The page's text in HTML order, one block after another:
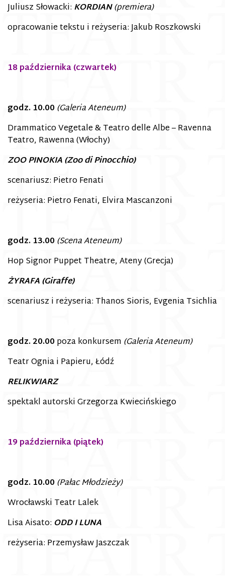
Juliusz Słowacki: KORDIAN(premiera)
opracowanie tekstu i reżyseria: Jakub Roszkowski
18 października (czwartek)
godz. 10.00(Galeria Ateneum)
Drammatico Vegetale & Teatro delle Albe – Ravenna
Teatro, Rawenna (Włochy)
ZOO PINOKIA (Zoo di Pinocchio)
scenariusz: Pietro Fenati
reżyseria: Pietro Fenati, Elvira Mascanzoni
godz. 13.00(Scena Ateneum)
Hop Signor Puppet Theatre, Ateny (Grecja)
ŻYRAFA (Giraffe)
scenariusz i reżyseria: Thanos Sioris, Evgenia Tsichlia
godz. 20.00poza konkursem (Galeria Ateneum)
Teatr Ognia i Papieru, Łódź
RELIKWIARZ
spektakl autorski Grzegorza Kwiecińskiego
19 października (piątek)
godz. 10.00(Pałac Młodzieży)
Wrocławski Teatr Lalek
Lisa Aisato: ODD I LUNA
reżyseria: Przemysław Jaszczak